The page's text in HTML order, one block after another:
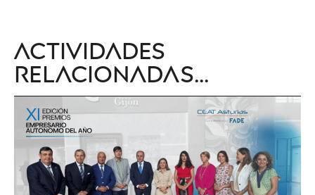
Actividades
relacionadas...